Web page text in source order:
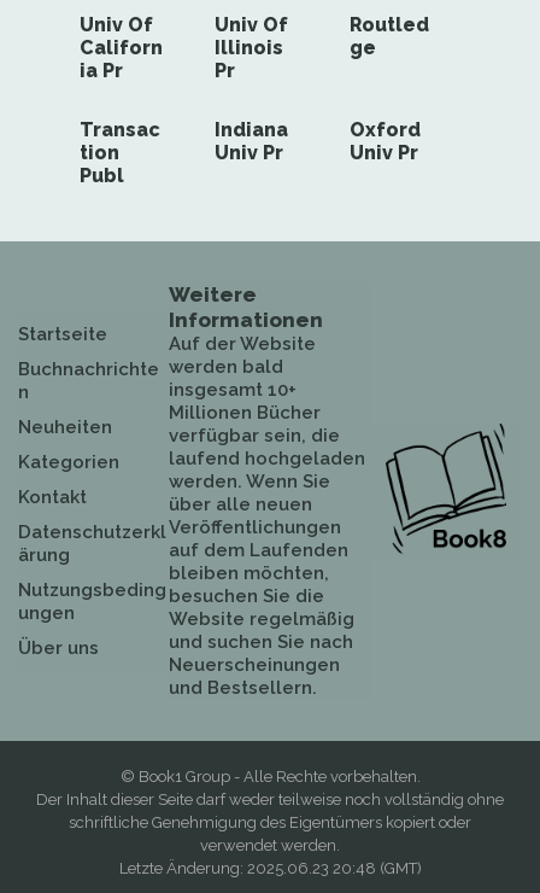
Univ Of
Californ
ia Pr
Univ Of
Illinois
Pr
Routled
ge
Transac
tion
Publ
Indiana
Univ Pr
Oxford
Univ Pr
Startseite
Buchnachrichte
n
Neuheiten
Kategorien
Kontakt
Datenschutzerkl
ärung
Nutzungsbeding
ungen
Über uns
Weitere
Informationen
Auf der Website
werden bald
insgesamt 10+
Millionen Bücher
verfügbar sein, die
laufend hochgeladen
werden. Wenn Sie
über alle neuen
Veröffentlichungen
auf dem Laufenden
bleiben möchten,
besuchen Sie die
Website regelmäßig
und suchen Sie nach
Neuerscheinungen
und Bestsellern.
© Book1 Group - Alle Rechte vorbehalten.
Der Inhalt dieser Seite darf weder teilweise noch vollständig ohne
schriftliche Genehmigung des Eigentümers kopiert oder
verwendet werden.
Letzte Änderung: 2025.06.23 20:48 (GMT)